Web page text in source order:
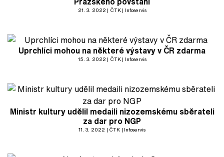
21. 3. 2022 ČTK Infoservis
Uprchlíci mohou na některé výstavy v ČR zdarma
15. 3. 2022 ČTK Infoservis
Ministr kultury udělil medaili nizozemskému sběrateli
za dar pro NGP
11. 3. 2022 ČTK Infoservis